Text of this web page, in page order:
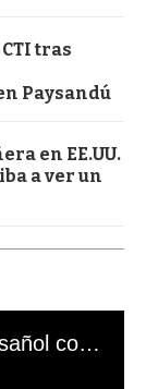
tras
Paysandú
en EE.UU.
a ver un
El mal momento de Yanina Gasañol con un hincha argentino en "Subrayado"